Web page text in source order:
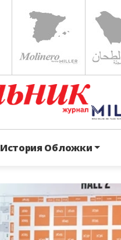
История Обложки